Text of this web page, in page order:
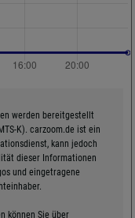
werden bereitgestellt
K). carzoom.de ist ein
kann jedoch
dieser Informationen
und eingetragene
können Sie über